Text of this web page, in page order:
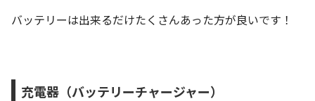
バッテリーは出来るだけたくさんあった方が良いです！
充電器（バッテリーチャージャー）